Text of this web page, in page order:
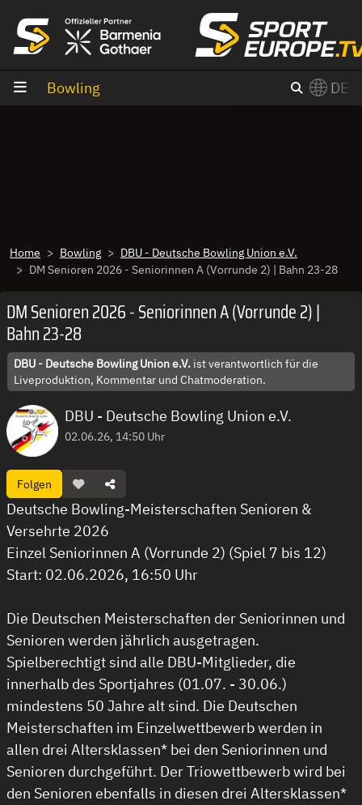
Bowling DE
Home Bowling
DBU - Deutsche Bowling Union e.V.
DM Senioren 2026 - Seniorinnen A (Vorrunde 2) | Bahn 23-28
DM Senioren 2026 - Seniorinnen A (Vorrunde 2) |
Bahn 23-28
DBU - Deutsche Bowling Union e.V. ist verantwortlich für die
Liveproduktion, Kommentar und Chatmoderation.
DBU - Deutsche Bowling Union e.V.
02.06.26, 14:50 Uhr
Folgen
Deutsche Bowling-Meisterschaften Senioren &
Versehrte 2026
Einzel Seniorinnen A (Vorrunde 2) (Spiel 7 bis 12)
Start: 02.06.2026, 16:50 Uhr
Die Deutschen Meisterschaften der Seniorinnen und
Senioren werden jährlich ausgetragen.
Spielberechtigt sind alle DBU-Mitglieder, die
innerhalb des Sportjahres (01.07. - 30.06.)
mindestens 50 Jahre alt sind. Die Deutschen
Meisterschaften im Einzelwettbewerb werden in
allen drei Altersklassen* bei den Seniorinnen und
Senioren durchgeführt. Der Triowettbewerb wird bei
den Senioren ebenfalls in diesen drei Altersklassen*